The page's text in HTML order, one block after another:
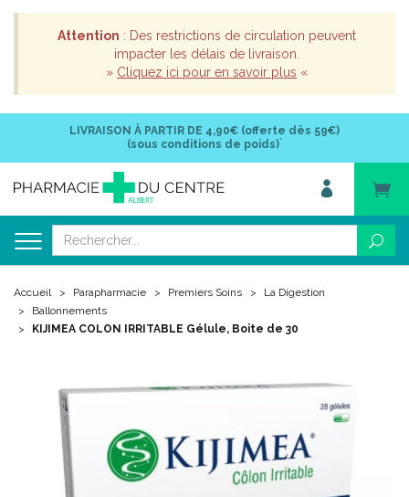
Attention : Des restrictions de circulation peuvent
impacter les délais de livraison.
» Cliquez ici pour en savoir plus «
LIVRAISON À PARTIR DE 4,90€ (offerte dès 59€)
(sous conditions de poids)*
Accueil Parapharmacie Premiers Soins
La Digestion
Ballonnements
KIJIMEA COLON IRRITABLE Gélule, Boite de 30